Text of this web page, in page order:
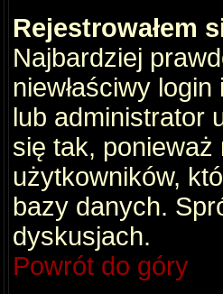
Rejestrowałem
Najbardziej
niewłaściwy
lub administrator
się tak, ponieważ
użytkowników,
bazy danych.
dyskusjach.
Powrót do góry